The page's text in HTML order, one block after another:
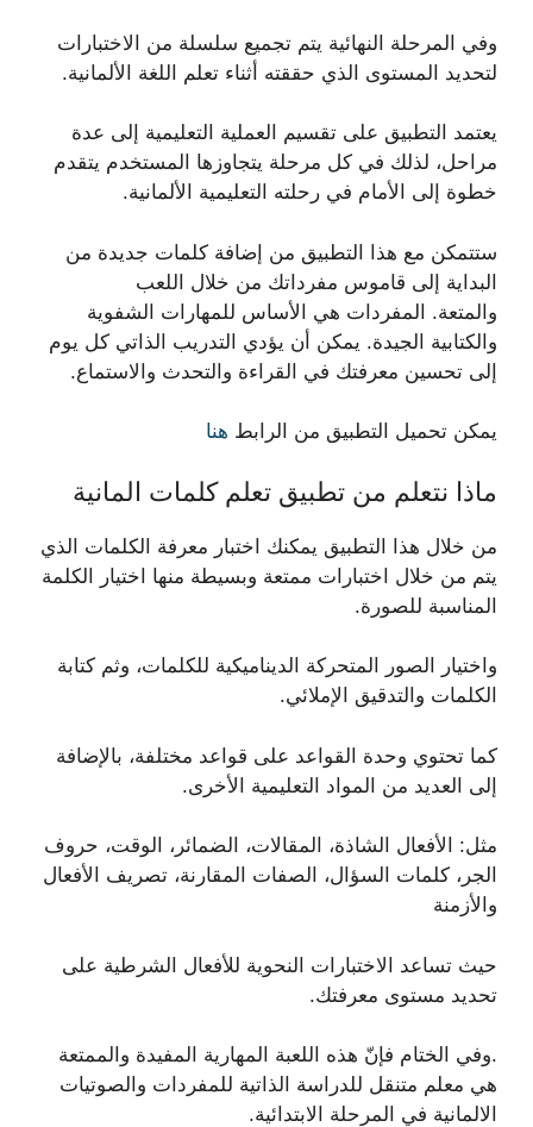
وفي المرحلة النهائية يتم تجميع سلسلة من الاختبارات
لتحديد المستوى الذي حققته أثناء تعلم اللغة الألمانية.
يعتمد التطبيق على تقسيم العملية التعليمية إلى عدة
مراحل، لذلك في كل مرحلة يتجاوزها المستخدم يتقدم
خطوة إلى الأمام في رحلته التعليمية الألمانية.
ستتمكن مع هذا التطبيق من إضافة كلمات جديدة من
البداية إلى قاموس مفرداتك من خلال اللعب
والمتعة. المفردات هي الأساس للمهارات الشفوية
والكتابية الجيدة. يمكن أن يؤدي التدريب الذاتي كل يوم
إلى تحسين معرفتك في القراءة والتحدث والاستماع.
يمكن تحميل التطبيق من الرابط هنا
ماذا نتعلم من تطبيق تعلم كلمات المانية
من خلال هذا التطبيق يمكنك اختبار معرفة الكلمات الذي
يتم من خلال اختبارات ممتعة وبسيطة منها اختيار الكلمة
المناسبة للصورة.
واختيار الصور المتحركة الديناميكية للكلمات، وثم كتابة
الكلمات والتدقيق الإملائي.
كما تحتوي وحدة القواعد على قواعد مختلفة، بالإضافة
إلى العديد من المواد التعليمية الأخرى.
مثل: الأفعال الشاذة، المقالات، الضمائر، الوقت، حروف
الجر، كلمات السؤال، الصفات المقارنة، تصريف الأفعال
والأزمنة
حيث تساعد الاختبارات النحوية للأفعال الشرطية على
تحديد مستوى معرفتك.
.وفي الختام فإنّ هذه اللعبة المهارية المفيدة والممتعة
هي معلم متنقل للدراسة الذاتية للمفردات والصوتيات
الالمانية في المرحلة الابتدائية.